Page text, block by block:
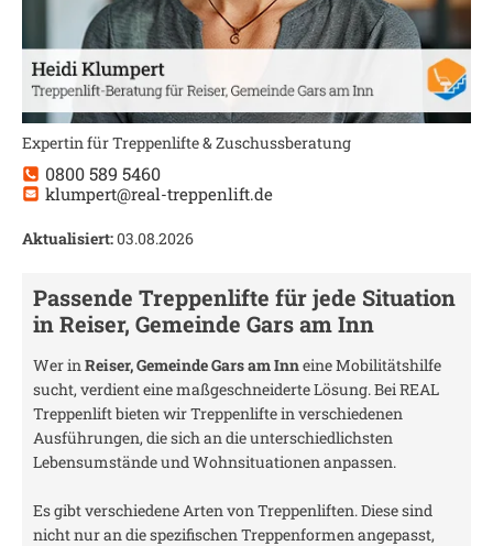
Expertin für Treppenlifte & Zuschussberatung
0800 589 5460
klumpert@real-treppenlift.de
Aktualisiert:03.08.2026
Passende Treppenlifte für jede Situation
inReiser, Gemeinde Gars am Inn
Wer inReiser, Gemeinde Gars am Inneine Mobilitätshilfe
sucht, verdient eine maßgeschneiderte Lösung. Bei REAL
Treppenlift bieten wir Treppenlifte in verschiedenen
Ausführungen, die sich an die unterschiedlichsten
Lebensumstände und Wohnsituationen anpassen.
Es gibt verschiedene Arten von Treppenliften. Diese sind
nicht nur an die spezifischen Treppenformen angepasst,